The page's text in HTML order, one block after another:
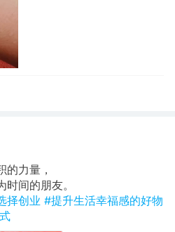
的力量，
间的朋友。
择创业 #提升生活幸福感的好物